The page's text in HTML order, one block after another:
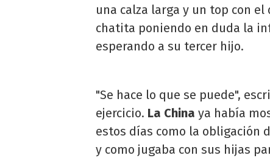
una calza larga y un top con
chatita poniendo en duda la
esperando a su tercer hijo.
"Se hace lo que se puede",
ejercicio. La China ya había
estos días como la obligación
y como jugaba con sus hijas